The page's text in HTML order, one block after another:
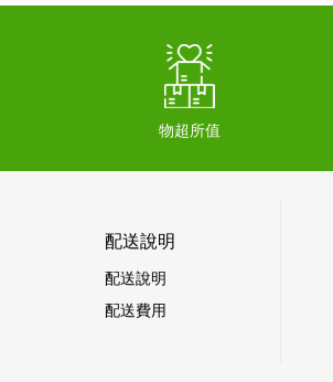
物超所值
配送說明
配送說明
配送費用